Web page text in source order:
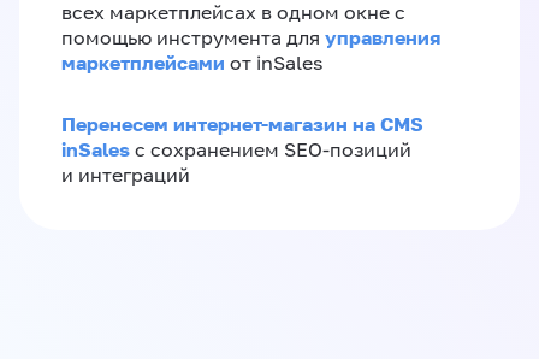
всех маркетплейсах в одном окне с
помощью инструмента для управления
маркетплейсами от inSales
Перенесем интернет-магазин на CMS
inSales с сохранением SEO-позиций
и интеграций